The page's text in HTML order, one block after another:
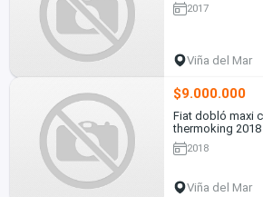
2017
Viña del Mar
$9.000.000
Fiat dobló maxi
thermoking 2018
2018
Viña del Mar